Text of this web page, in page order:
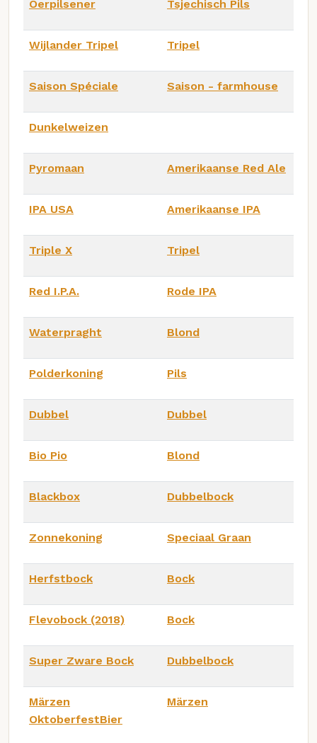
Oerpilsener Tsjechisch Pils
Wijlander Tripel Tripel
Saison Spéciale Saison - farmhouse
Dunkelweizen
Pyromaan Amerikaanse Red Ale
IPA USA Amerikaanse IPA
Triple X Tripel
Red I.P.A. Rode IPA
Waterpraght Blond
Polderkoning Pils
Dubbel Dubbel
Bio Pio Blond
Blackbox Dubbelbock
Zonnekoning Speciaal Graan
Herfstbock Bock
Flevobock (2018) Bock
Super Zware Bock Dubbelbock
Märzen
OktoberfestBier
Märzen